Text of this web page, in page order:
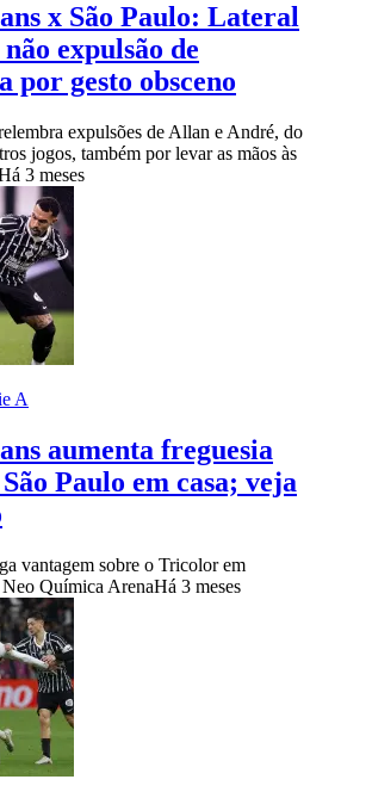
x São Paulo: Lateral
expulsão de
por gesto obsceno
expulsões de Allan e André, do
jogos, também por levar as mãos às
3 meses
A
aumenta freguesia
Paulo em casa; veja
vantagem sobre o Tricolor em
Química ArenaHá 3 meses